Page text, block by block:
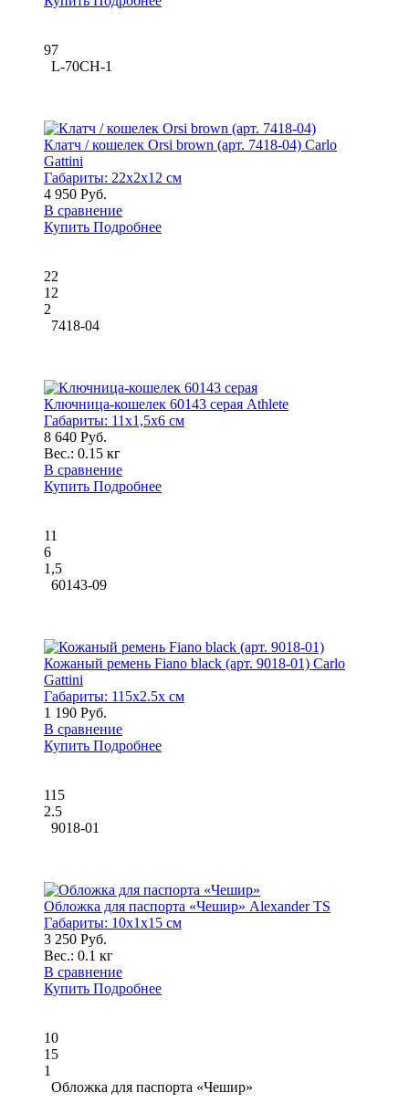
97
L-70CH-1
Клатч / кошелек Orsi brown (арт. 7418-04) Carlo
Gattini
Габариты: 22x2x12 см
4 950 Руб.
В сравнение
Купить Подробнее
22
12
2
7418-04
Ключница-кошелек 60143 серая Athlete
Габариты: 11x1,5x6 см
8 640 Руб.
Вес.: 0.15 кг
В сравнение
Купить Подробнее
11
6
1,5
60143-09
Кожаный ремень Fiano black (арт. 9018-01) Carlo
Gattini
Габариты: 115x2.5x см
1 190 Руб.
В сравнение
Купить Подробнее
115
2.5
9018-01
Обложка для паспорта «Чешир» Alexander TS
Габариты: 10x1x15 см
3 250 Руб.
Вес.: 0.1 кг
В сравнение
Купить Подробнее
10
15
1
Обложка для паспорта «Чешир»